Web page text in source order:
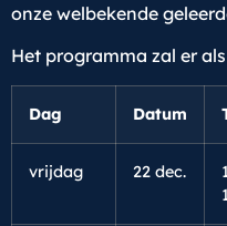
onze welbekende
Het programma zal er
Dag Datum
vrijdag 22 dec.